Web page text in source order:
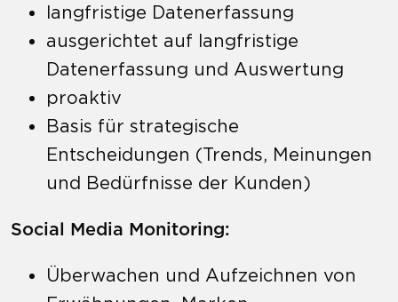
langfristige Datenerfassung
ausgerichtet auf langfristige
Datenerfassung und Auswertung
proaktiv
Basis für strategische
Entscheidungen (Trends, Meinungen
und Bedürfnisse der Kunden)
Social Media Monitoring:
Überwachen und Aufzeichnen von